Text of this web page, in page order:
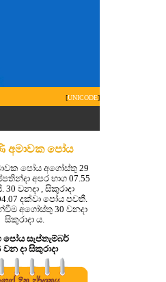
[UNICODE]
අමාවක පෝය
පෝය අගෝස්තු 29
අපර භාග 07.55
30 වනදා , සිකුරාදා
දක්වා පෝය පවතී.
අගෝස්තු 30 වනදා
සිකුරාදා ය.
සැප්තැම්බර්
වන දා සිකුරාදා